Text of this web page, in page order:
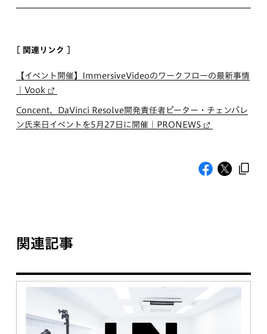
[ 関連リンク ]
【イベント開催】ImmersiveVideoのワークフローの最新事情
｜Vook
Concent、DaVinci Resolve開発責任者ピーター・チェンバレ
ン氏来日イベントを5月27日に開催｜PRONEWS
関連記事